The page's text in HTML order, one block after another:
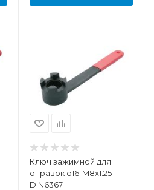
Ключ зажимной для
оправок d16-M8x1.25
DIN6367